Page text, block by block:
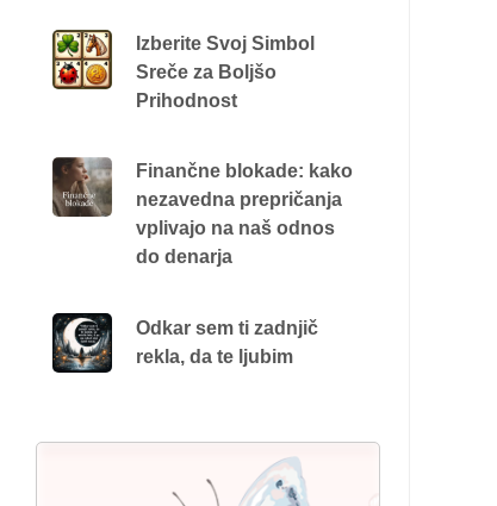
Izberite Svoj Simbol
Sreče za Boljšo
Prihodnost
Finančne blokade: kako
nezavedna prepričanja
vplivajo na naš odnos
do denarja
Odkar sem ti zadnjič
rekla, da te ljubim